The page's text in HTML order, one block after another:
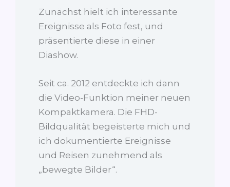
Zunächst hielt ich interessante
Ereignisse als Foto fest, und
präsentierte diese in einer
Diashow.
Seit ca. 2012 entdeckte ich dann
die Video-Funktion meiner neuen
Kompaktkamera. Die FHD-
Bildqualität begeisterte mich und
ich dokumentierte Ereignisse
und Reisen zunehmend als
„bewegte Bilder“.